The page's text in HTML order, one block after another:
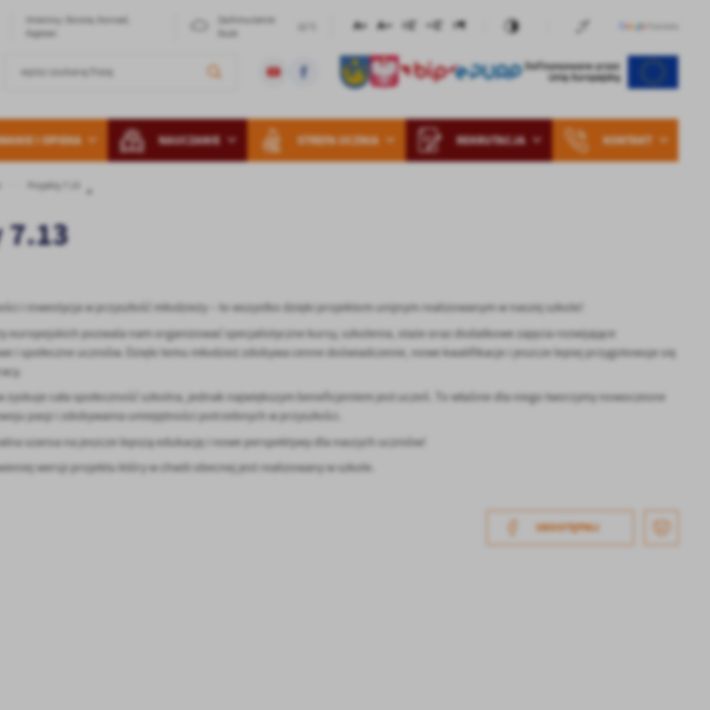
Imieniny: Dorota, Konrad,
Kajetan
I OPIEKA NAUCZANIE STREFA UCZNIA REKRUTACJA KONTAKT
Projekty 7.13
i inwestycja w przyszłość młodzieży – to wszystko dzięki projektom unijnym realizowanym w naszej szkole!
europejskich pozwala nam organizować specjalistyczne kursy, szkolenia, staże oraz dodatkowe zajęcia rozwijające
i społeczne uczniów. Dzięki temu młodzież zdobywa cenne doświadczenie, nowe kwalifikacje i jeszcze lepiej przygotowuje się
zyskuje cała społeczność szkolna, jednak największym beneficjentem jest uczeń. To właśnie dla niego tworzymy nowoczesne
pasji i zdobywania umiejętności potrzebnych w przyszłości.
szansa na jeszcze lepszą edukację i nowe perspektywy dla naszych uczniów!
wersji projektu który w chwili obecnej jest realizowany w szkole.
UDOSTĘPNIJ